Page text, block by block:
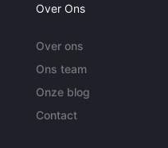
Over Ons
Over ons
Ons team
Onze blog
Contact